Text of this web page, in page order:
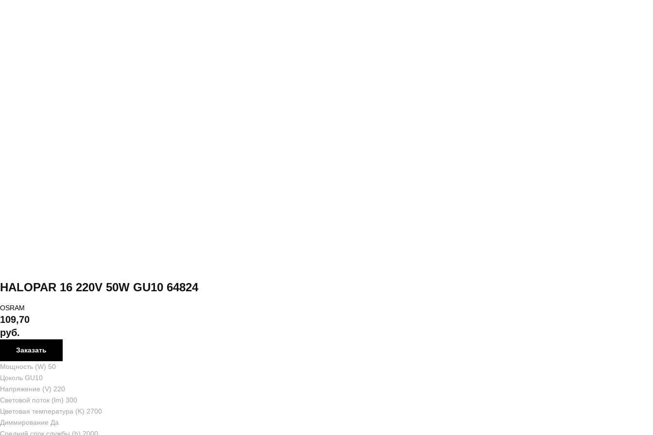
HALOPAR 16 220V 50W GU10 64824
OSRAM
109,70
руб.
Заказать
Мощность (W) 50
Цоколь GU10
Напряжение (V) 220
Световой поток (lm) 300
Цветовая температура (K) 2700
Диммирование Да